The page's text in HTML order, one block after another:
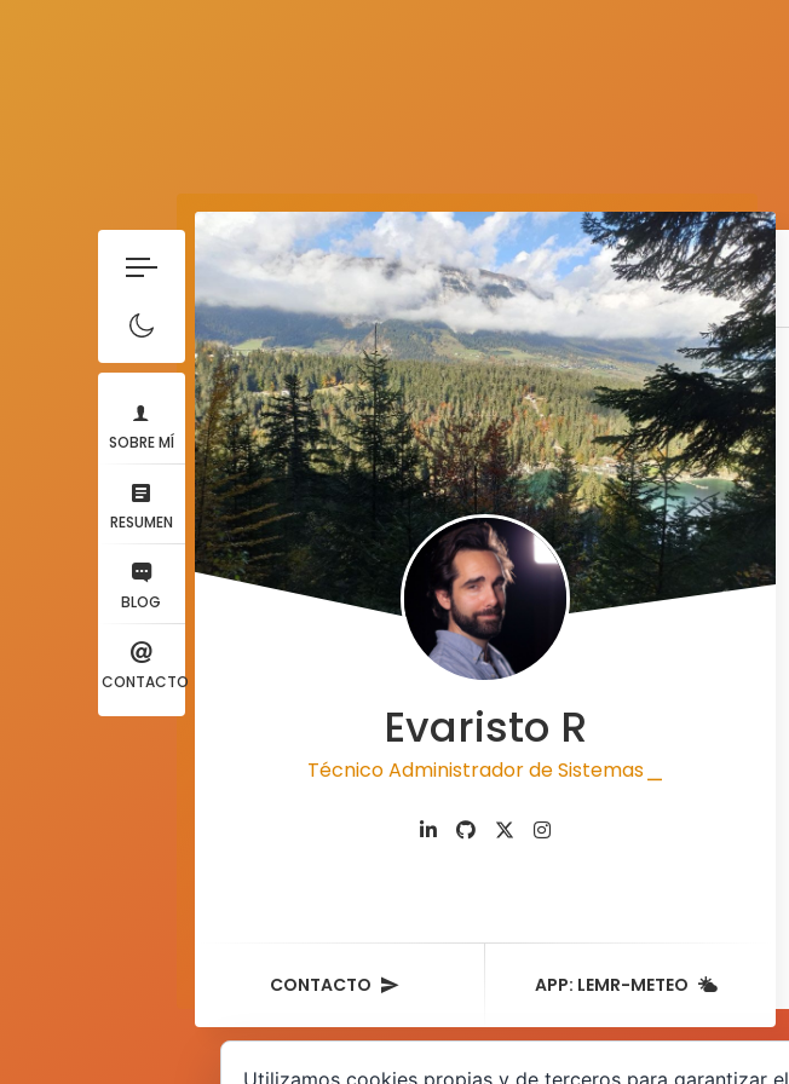
SOBRE MÍ
RESUMEN
BLOG
CONTACTO
Evaristo R
Técnico Administrador de Sistemas |
CONTACTO APP: LEMR-METEO
Utilizamos cookies propias y de terceros para garantizar el